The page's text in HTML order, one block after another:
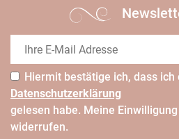
Hiermit bestätige ich, dass ich
Daten­schutz­erklärung
gelesen habe. Meine
widerrufen.